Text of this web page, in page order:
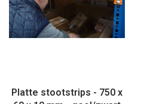
Platte stootstrips - 750 x